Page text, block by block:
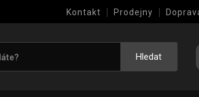
Kontakt Prodejny
Hledat